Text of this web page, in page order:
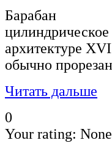
Барабан
архитектуре
обычно
Читать дальше
0
Your rating: None